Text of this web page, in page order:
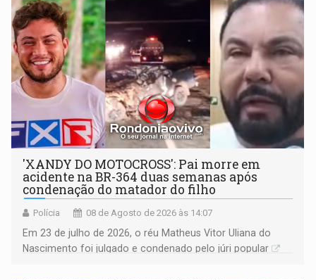
'XANDY DO MOTOCROSS': Pai morre em
acidente na BR-364 duas semanas após
condenação do matador do filho
Polícia 08 de Agosto de 2026 às 14:07
Em 23 de julho de 2026, o réu Matheus Vitor Uliana do
Nascimento foi julgado e condenado pelo júri popular